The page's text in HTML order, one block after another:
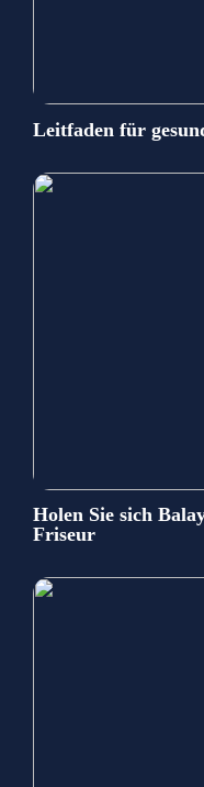
Leitfaden für
Holen Sie sich
Friseur